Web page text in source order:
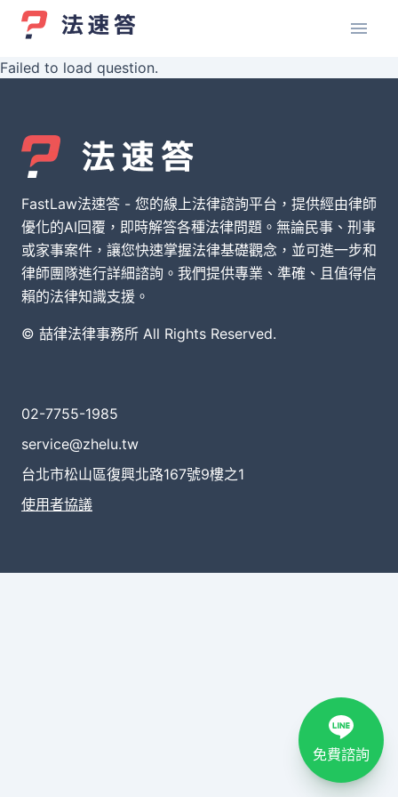
Failed to load question.
FastLaw法速答 - 您的線上法律諮詢平台，提供經由律師
優化的AI回覆，即時解答各種法律問題。無論民事、刑事
或家事案件，讓您快速掌握法律基礎觀念，並可進一步和
律師團隊進行詳細諮詢。我們提供專業、準確、且值得信
賴的法律知識支援。
© 喆律法律事務所 All Rights Reserved.
02-7755-1985
service@zhelu.tw
台北市松山區復興北路167號9樓之1
使用者協議
免費諮詢